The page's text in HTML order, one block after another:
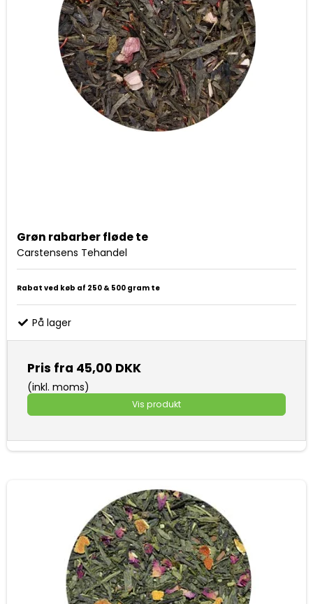
Grøn rabarber fløde te
Carstensens Tehandel
Rabat ved køb af 250 & 500 gram te
På lager
Pris fra 45,00 DKK
(inkl. moms)
Vis produkt